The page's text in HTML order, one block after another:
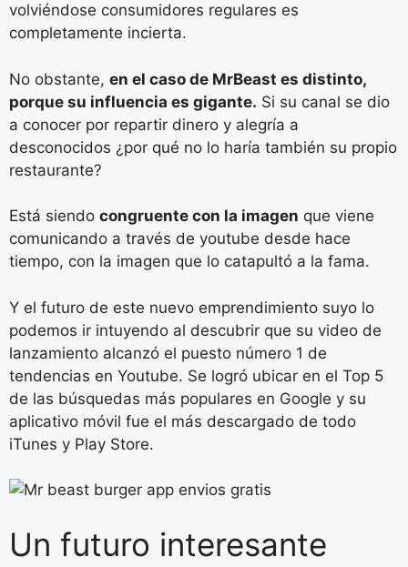
volviéndose consumidores regulares es
completamente incierta.
No obstante, en el caso de MrBeast es distinto,
porque su influencia es gigante. Si su canal se dio
a conocer por repartir dinero y alegría a
desconocidos ¿por qué no lo haría también su propio
restaurante?
Está siendo congruente con la imagen que viene
comunicando a través de youtube desde hace
tiempo, con la imagen que lo catapultó a la fama.
Y el futuro de este nuevo emprendimiento suyo lo
podemos ir intuyendo al descubrir que su video de
lanzamiento alcanzó el puesto número 1 de
tendencias en Youtube. Se logró ubicar en el Top 5
de las búsquedas más populares en Google y su
aplicativo móvil fue el más descargado de todo
iTunes y Play Store.
Un futuro interesante